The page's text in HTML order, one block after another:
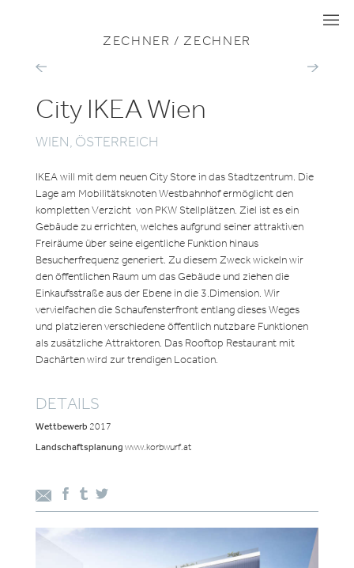
I
I
I
ZECHNER / ZECHNER
QUADRILL
City IKEA Wien
WIEN, ÖSTERREICH
IKEA will mit dem neuen City Store in das Stadtzentrum. Die
Lage am Mobilitätsknoten Westbahnhof ermöglicht den
kompletten Verzicht von PKW Stellplätzen. Ziel ist es ein
Gebäude zu errichten, welches aufgrund seiner attraktiven
Freiräume über seine eigentliche Funktion hinaus
Besucherfrequenz generiert. Zu diesem Zweck wickeln wir
den öffentlichen Raum um das Gebäude und ziehen die
Einkaufsstraße aus der Ebene in die 3.Dimension. Wir
vervielfachen die Schaufensterfront entlang dieses Weges
und platzieren verschiedene öffentlich nutzbare Funktionen
als zusätzliche Attraktoren. Das Rooftop Restaurant mit
Dachärten wird zur trendigen Location.
DETAILS
Wettbewerb 2017
Landschaftsplanung www.korbwurf.at